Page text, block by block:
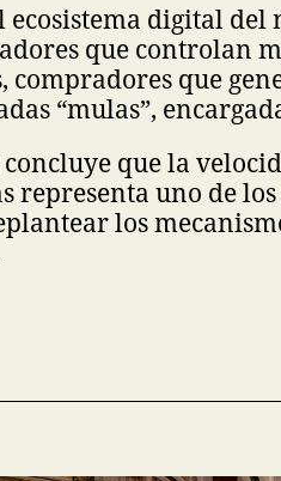
ecosistema digital
que controlan
compradores que
“mulas”,
que la
representa uno de
los